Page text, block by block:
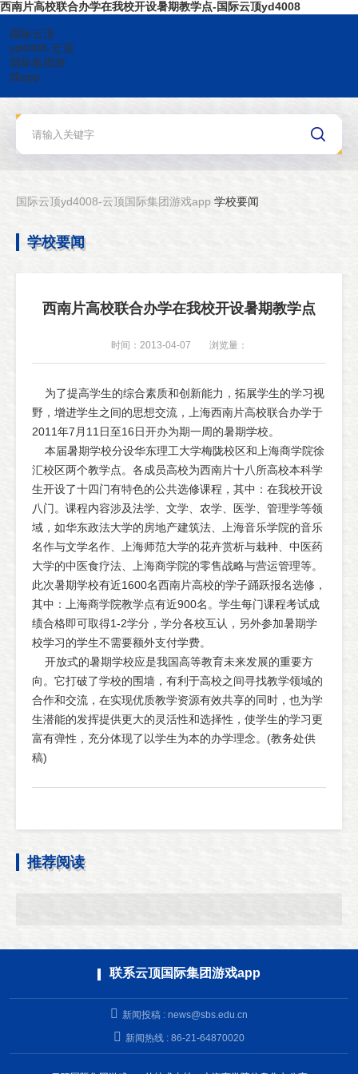
西南片高校联合办学在我校开设暑期教学点-国际云顶yd4008
国际云顶
yd4008-云顶
国际集团游
戏app
国际云顶yd4008-云顶国际集团游戏app 学校要闻
学校要闻
西南片高校联合办学在我校开设暑期教学点
时间：2013-04-07 浏览量：
为了提高学生的综合素质和创新能力，拓展学生的学习视
野，增进学生之间的思想交流，上海西南片高校联合办学于
2011年7月11日至16日开办为期一周的暑期学校。
本届暑期学校分设华东理工大学梅陇校区和上海商学院徐
汇校区两个教学点。各成员高校为西南片十八所高校本科学
生开设了十四门有特色的公共选修课程，其中：在我校开设
八门。课程内容涉及法学、文学、农学、医学、管理学等领
域，如华东政法大学的房地产建筑法、上海音乐学院的音乐
名作与文学名作、上海师范大学的花卉赏析与栽种、中医药
大学的中医食疗法、上海商学院的零售战略与营运管理等。
此次暑期学校有近1600名西南片高校的学子踊跃报名选修，
其中：上海商学院教学点有近900名。学生每门课程考试成
绩合格即可取得1-2学分，学分各校互认，另外参加暑期学
校学习的学生不需要额外支付学费。
开放式的暑期学校应是我国高等教育未来发展的重要方
向。它打破了学校的围墙，有利于高校之间寻找教学领域的
合作和交流，在实现优质教学资源有效共享的同时，也为学
生潜能的发挥提供更大的灵活性和选择性，使学生的学习更
富有弹性，充分体现了以学生为本的办学理念。(教务处供
稿)
推荐阅读
联系云顶国际集团游戏app
新闻投稿 : news@sbs.edu.cn
新闻热线 : 86-21-64870020